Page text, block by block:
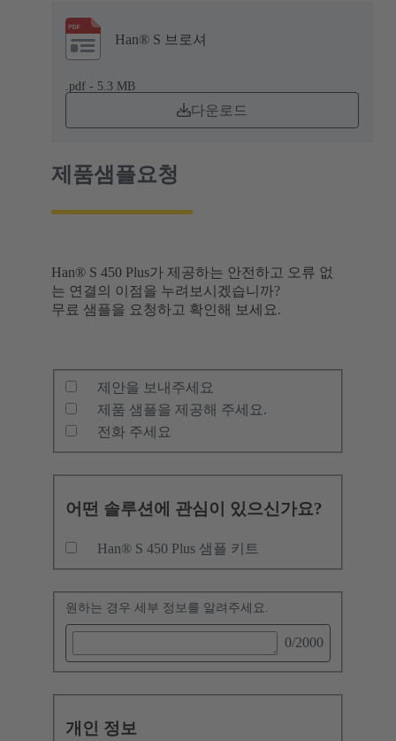
Han® S 브로셔
.pdf - 5.3 MB
다운로드
제품샘플요청
Han® S 450 Plus가 제공하는 안전하고 오류 없
는 연결의 이점을 누려보시겠습니까?
무료 샘플을 요청하고 확인해 보세요.
제안을 보내주세요
제품 샘플을 제공해 주세요.
전화 주세요
어떤 솔루션에 관심이 있으신가요?
Han® S 450 Plus 샘플 키트
원하는 경우 세부 정보를 알려주세요.
0/2000
개인 정보